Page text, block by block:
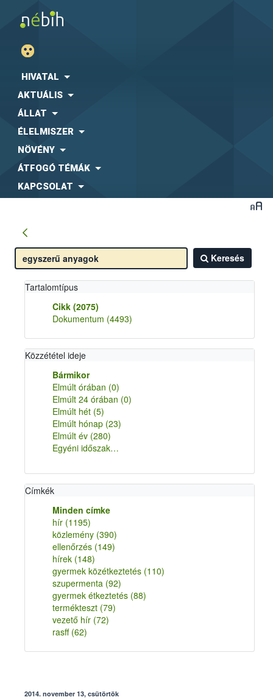
HIVATAL
AKTUÁLIS
ÁLLAT
ÉLELMISZER
NÖVÉNY
ÁTFOGÓ TÉMÁK
KAPCSOLAT
Keresés
Tartalomtípus
Cikk (2075)
Dokumentum (4493)
Közzététel ideje
Bármikor
Elmúlt órában (0)
Elmúlt 24 órában (0)
Elmúlt hét (5)
Elmúlt hónap (23)
Elmúlt év (280)
Egyéni időszak…
Címkék
Minden címke
hír (1195)
közlemény (390)
ellenőrzés (149)
hírek (148)
gyermek közétkeztetés (110)
szupermenta (92)
gyermek étkeztetés (88)
termékteszt (79)
vezető hír (72)
rasff (62)
2014. november 13, csütörtök